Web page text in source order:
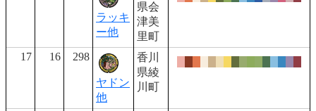
ラッキ
ー他
県会
津美
里町
17
16 298
ヤドン
他
香川
県綾
川町